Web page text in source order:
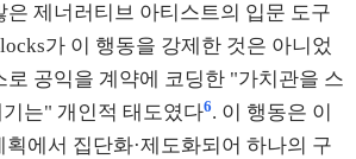
은 제너러티브 아티스트의 입문 도구
가 이 행동을 강제한 것은 아니었
로 공익을 계약에 코딩한 "가치관을 스
는" 개인적 태도였다6. 이 행동은 이
획에서 집단화·제도화되어 하나의 구